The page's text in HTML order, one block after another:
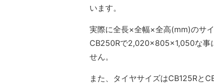
います。
実際に全長×全幅×全高(mm)のサ
CB250Rで2,020×805×1,050な事
せん。
また、タイヤサイズはCB125Rと